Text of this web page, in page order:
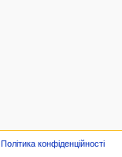
Політика конфіденційності